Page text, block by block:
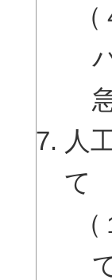
人
て